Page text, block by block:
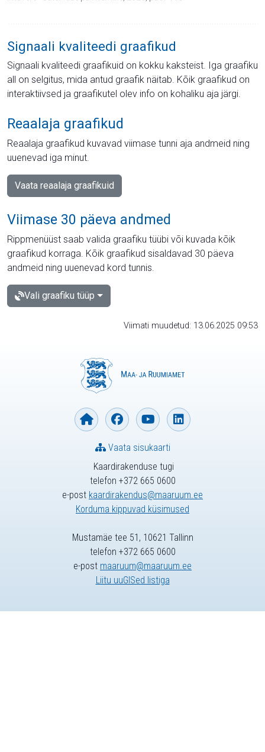
Signaali kvaliteedi graafikud
Signaali kvaliteedi graafikuid on kokku kaksteist. Iga graafiku
all on selgitus, mida antud graafik näitab. Kõik graafikud on
interaktiivsed ja graafikutel olev info on kohaliku aja järgi.
Reaalaja graafikud
Reaalaja graafikud kuvavad viimase tunni aja andmeid ning
uuenevad iga minut.
Vaata reaalaja graafikuid
Viimase 30 päeva andmed
Rippmenüüst saab valida graafiku tüübi või kuvada kõik
graafikud korraga. Kõik graafikud sisaldavad 30 päeva
andmeid ning uuenevad kord tunnis.
Vali graafiku tüüp
Viimati muudetud: 13.06.2025 09:53
Kaardirakenduse tugi
telefon +372 665 0600
e-post kaardirakendus@maaruum.ee
Korduma kippuvad küsimused
Vaata sisukaarti
Mustamäe tee 51, 10621 Tallinn
telefon +372 665 0600
e-post maaruum@maaruum.ee
Liitu uuGISed listiga